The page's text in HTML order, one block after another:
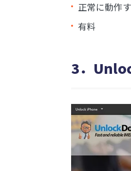
正常に動作
有料
3．